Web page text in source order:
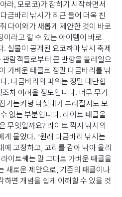
라, 모로코)가 잡히기 시작하면서
금바리 낚시가 최근 들어 더욱 친
다이와가 새롭게 제안한 것이 바로
라고 할 수 있는 아이템이 바로
실물이 공개된 요코하마 낚시 축제
람객들로부터 큰 반향을 불러일으
가벼운 태클로 정말 다금바리를 낚
. 다금바리의 파워는 정말 대단합
차 어려울 정도입니다. 너무 무거
기는커녕 낚싯대가 부러질지도 모
없는 부분입니다. 라이트 태클을
무엇일까요? 라이트 꺽지 낚시의
게 물었다. "원래 다금바리 낚시는
고정하고, 고리를 감아 낚아 올리
이트퀘는 말 그대로 가벼운 태클을
새로운 제안으로, 기존의 태클이나
면 개념을 쉽게 이해할 수 있을 것